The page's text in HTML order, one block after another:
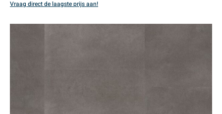
Vraag direct de laagste prijs aan!